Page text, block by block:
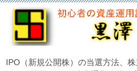
IPO（新規公開株）の当選方法、